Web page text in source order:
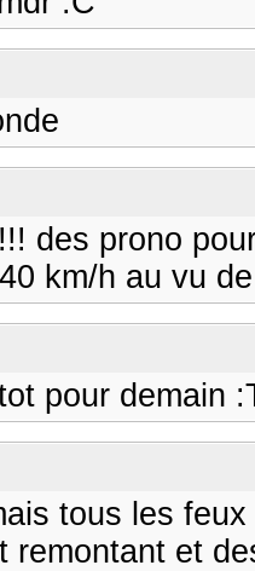
des prono
km/h au vu
pour demain
tous les
remontant et